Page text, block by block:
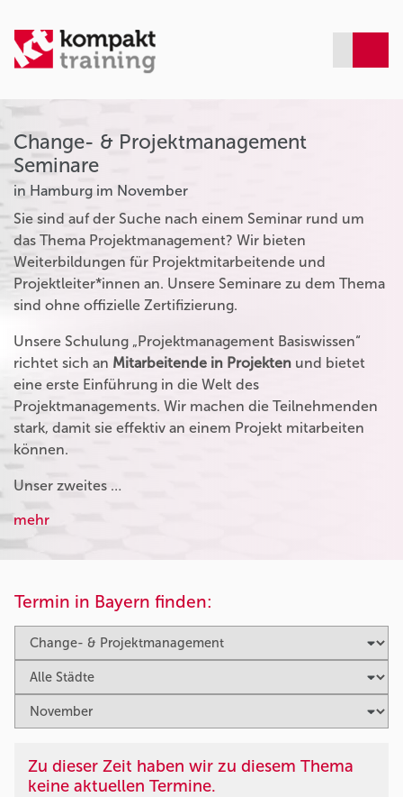
Change- & Projektmanagement
Seminare
in Hamburg im November
Sie sind auf der Suche nach einem Seminar rund um
das Thema Projektmanagement? Wir bieten
Weiterbildungen für Projektmitarbeitende und
Projektleiter*innen an. Unsere Seminare zu dem Thema
sind ohne offizielle Zertifizierung.
Unsere Schulung „Projektmanagement Basiswissen“
richtet sich an Mitarbeitende in Projekten und bietet
eine erste Einführung in die Welt des
Projektmanagements. Wir machen die Teilnehmenden
stark, damit sie effektiv an einem Projekt mitarbeiten
können.
Unser zweites …
mehr
Termin in Bayern finden:
Zu dieser Zeit haben wir zu diesem Thema
keine aktuellen Termine.